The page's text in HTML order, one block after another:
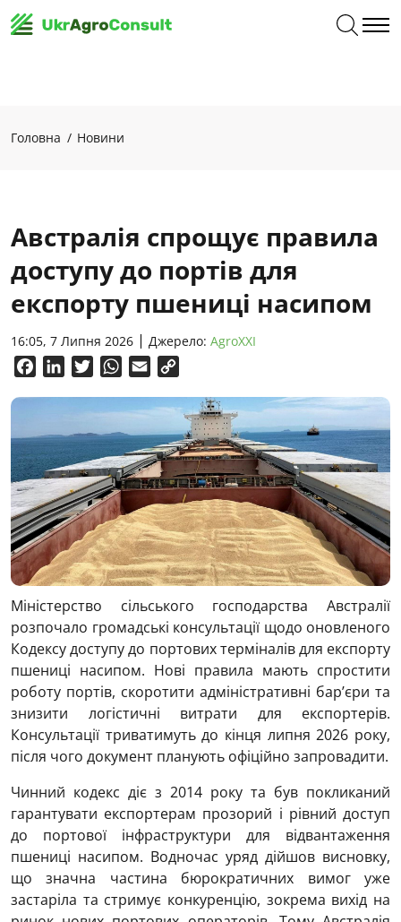
Головна Новини
Австралія спрощує правила
доступу до портів для
експорту пшениці насипом
16:05, 7 Липня 2026 Джерело: AgroXXI
FacebookLinkedInTwitterWhatsApp
Email
Міністерство сільського господарства Австралії
розпочало громадські консультації щодо оновленого
Кодексу доступу до портових терміналів для експорту
пшениці насипом. Нові правила мають спростити
роботу портів, скоротити адміністративні бар’єри та
знизити логістичні витрати для експортерів.
Консультації триватимуть до кінця липня 2026 року,
після чого документ планують офіційно запровадити.
Чинний кодекс діє з 2014 року та був покликаний
гарантувати експортерам прозорий і рівний доступ
до портової інфраструктури для відвантаження
пшениці насипом. Водночас уряд дійшов висновку,
що значна частина бюрократичних вимог уже
застаріла та стримує конкуренцію, зокрема вихід на